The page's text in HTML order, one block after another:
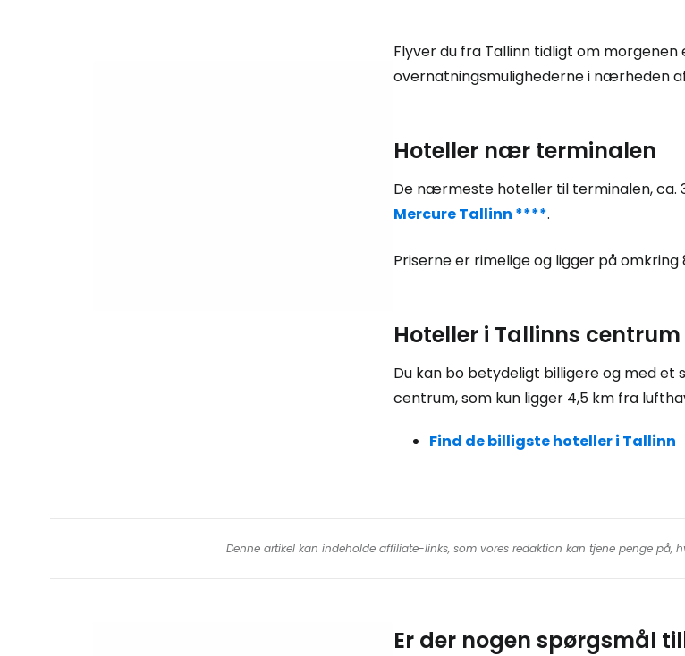
Flyver du fra Tallinn tidligt om
overnatningsmulighederne i nærheden
Hoteller nær terminalen
De nærmeste hoteller til terminalen, ca.
Mercure Tallinn ****.
Priserne er rimelige og ligger på omkring
Hoteller i Tallinns centrum
Du kan bo betydeligt billigere og med
centrum, som kun ligger 4,5 km fra
Find de billigste hoteller i Tallinn
Denne artikel kan indeholde affiliate-links, som vores redaktion kan tjene penge på,
Er der nogen spørgsmål
Log